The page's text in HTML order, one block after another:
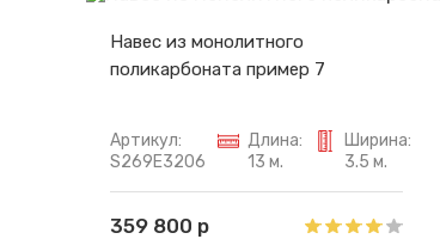
Навес из монолитного
поликарбоната пример 7
Артикул:
S269E3206
Длина:
13 м.
Ширина:
3.5 м.
359 800 р